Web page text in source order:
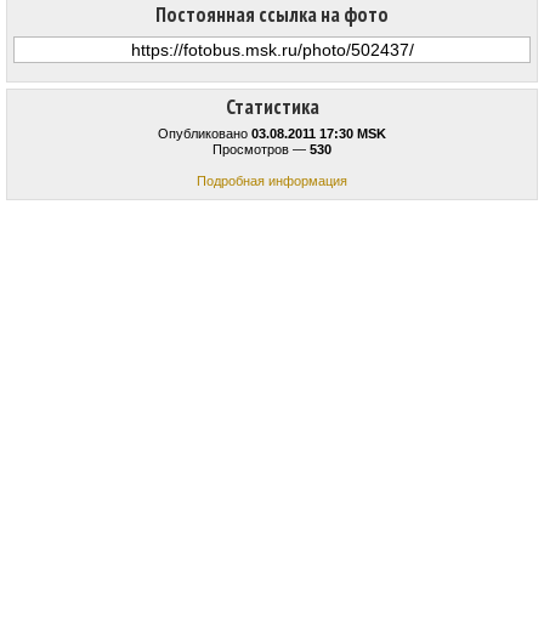
Статистика
Опубликовано 03.08.2011 17:30 MSK
Просмотров — 530
Подробная информация
Постоянная ссылка на фото